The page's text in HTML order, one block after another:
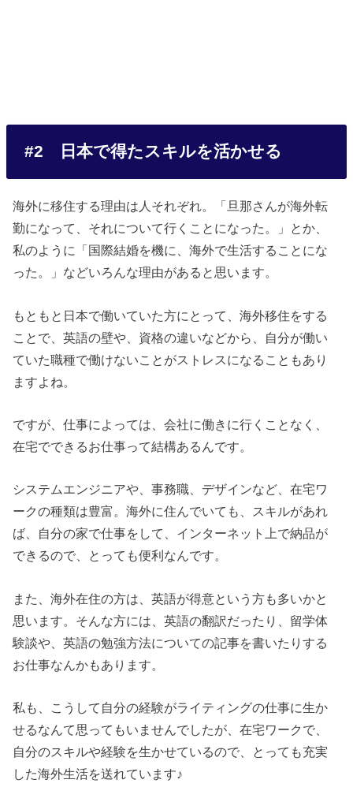
#2 日本で得たスキルを活かせる
海外に移住する理由は人それぞれ。「旦那さんが海外転
勤になって、それについて行くことになった。」とか、
私のように「国際結婚を機に、海外で生活することにな
った。」などいろんな理由があると思います。
もともと日本で働いていた方にとって、海外移住をする
ことで、英語の壁や、資格の違いなどから、自分が働い
ていた職種で働けないことがストレスになることもあり
ますよね。
ですが、仕事によっては、会社に働きに行くことなく、
在宅でできるお仕事って結構あるんです。
システムエンジニアや、事務職、デザインなど、在宅ワ
ークの種類は豊富。海外に住んでいても、スキルがあれ
ば、自分の家で仕事をして、インターネット上で納品が
できるので、とっても便利なんです。
また、海外在住の方は、英語が得意という方も多いかと
思います。そんな方には、英語の翻訳だったり、留学体
験談や、英語の勉強方法についての記事を書いたりする
お仕事なんかもあります。
私も、こうして自分の経験がライティングの仕事に生か
せるなんて思ってもいませんでしたが、在宅ワークで、
自分のスキルや経験を生かせているので、とっても充実
した海外生活を送れています♪